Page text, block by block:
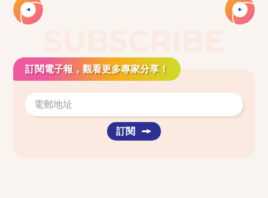
訂閱電子報，觀看更多專家分享！
訂閱